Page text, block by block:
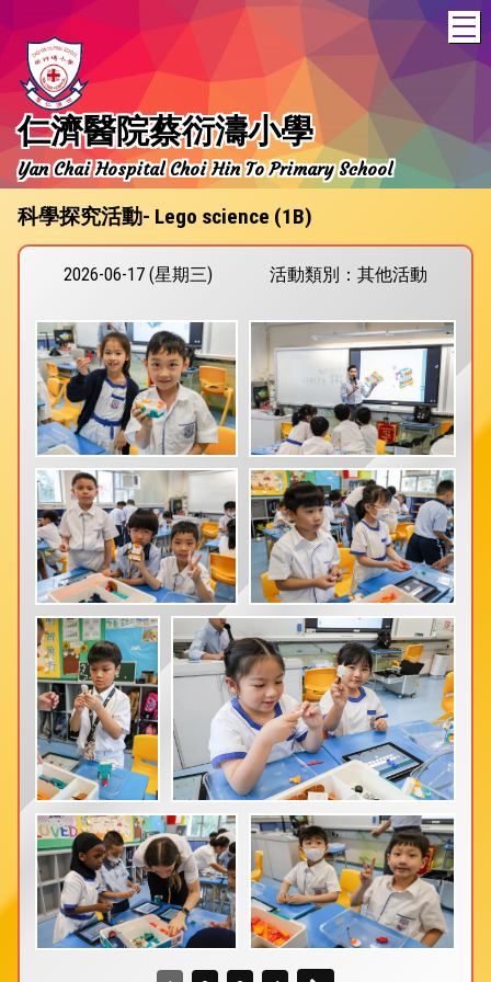
仁濟醫院蔡衍濤小學
Yan Chai Hospital Choi Hin To Primary School
科學探究活動- Lego science (1B)
2026-06-17 (星期三) 活動類別：其他活動